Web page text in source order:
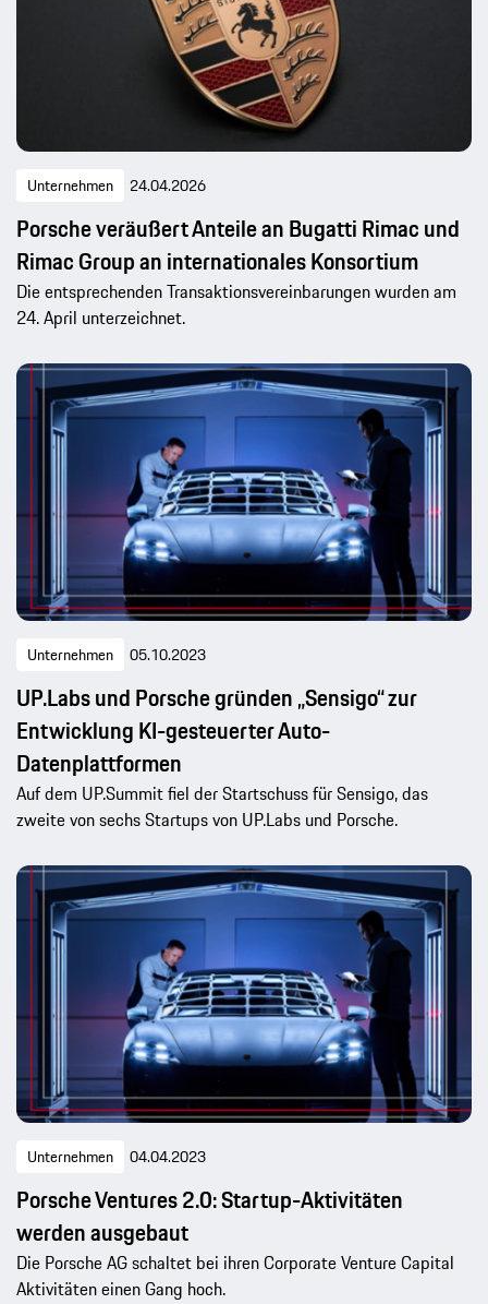
Unternehmen 24.04.2026
Porsche veräußert Anteile an Bugatti Rimac und
Rimac Group an internationales Konsortium
Die entsprechenden Transaktionsvereinbarungen wurden am
24. April unterzeichnet.
Unternehmen 05.10.2023
UP.Labs und Porsche gründen „Sensigo“ zur
Entwicklung KI-gesteuerter Auto-
Datenplattformen
Auf dem UP.Summit fiel der Startschuss für Sensigo, das
zweite von sechs Startups von UP.Labs und Porsche.
Unternehmen 04.04.2023
Porsche Ventures 2.0: Startup-Aktivitäten
werden ausgebaut
Die Porsche AG schaltet bei ihren Corporate Venture Capital
Aktivitäten einen Gang hoch.